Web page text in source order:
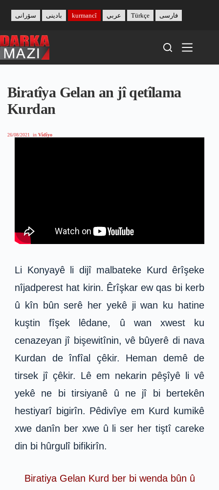
content
بادینی سۆرانی kurmancî عربي Türkçe فارسی
Biratîya Gelan an jî qetîlama
Kurdan
26/08/2021 in Vîdîyo
Li Konyayê li dijî malbateke Kurd êrîşeke
nîjadperest hat kirin. Êrîşkar ew qas bi kerb
û kîn bûn serê her yekê ji wan ku hatine
kuştin fîşek lêdane, û wan xwest ku
cenazeyan jî bişewitînin, vê bûyerê di nava
Kurdan de înfîal çêkir. Heman demê de
tirsek jî çêkir. Lê em nekarin pêşîyê li vê
yekê ne bi tirsiyanê û ne jî bi bertekên
hestiyarî bigirîn. Pêdivîye em Kurd kumikê
xwe danîn ber xwe û li ser her tiştî careke
din bi hûrgulî bifikirîn.
Biratiya Gelan Kurd ber bi wenda bûn û